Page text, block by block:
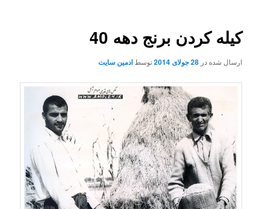
کیله کردن برنج دهه 40
ارسال شده در28 جولای 2014 توسطادمین سایت